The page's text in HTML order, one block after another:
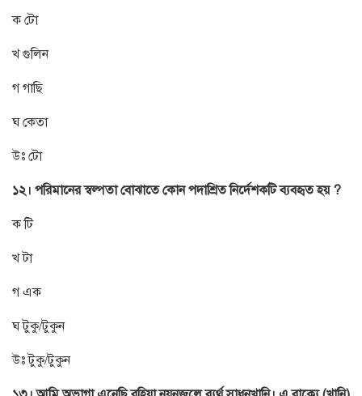
ক টো
খ গুলিন
গ গাছি
ঘ কেতা
উঃ টো
১২। পরিমানের স্বল্পতা বোঝাতে কোন পদাশ্রিত নির্দেশকটি ব্যবহৃত হয় ?
ক টি
খ টা
গ এক
ঘ টুকু/টুকুন
উঃ টুকু/টুকুন